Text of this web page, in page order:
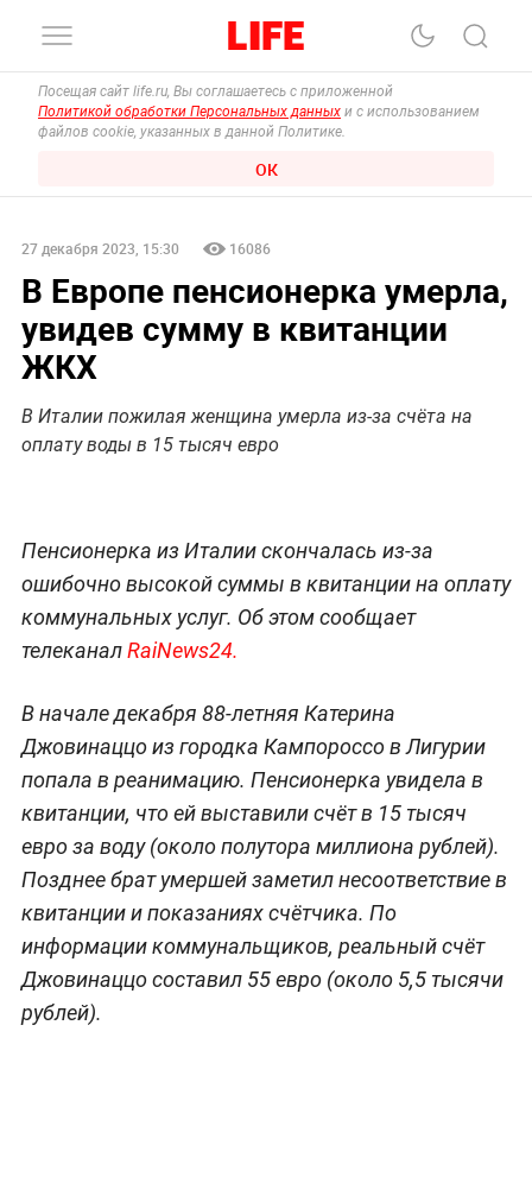
Посещая сайт life.ru, Вы соглашаетесь с приложенной
Политикой обработки Персональных данных и с использованием
файлов cookie, указанных в данной Политике.
ОК
27 декабря 2023, 15:30 16086
В Европе пенсионерка умерла,
увидев сумму в квитанции
ЖКХ
В Италии пожилая женщина умерла из-за счёта на
оплату воды в 15 тысяч евро
Пенсионерка из Италии скончалась из-за
ошибочно высокой суммы в квитанции на оплату
коммунальных услуг. Об этом сообщает
телеканалRaiNews24.
В начале декабря 88-летняя Катерина
Джовинаццо из городка Кампороссо в Лигурии
попала в реанимацию. Пенсионерка увидела в
квитанции, что ей выставили счёт в 15 тысяч
евро за воду (около полутора миллиона рублей).
Позднее брат умершей заметил несоответствие в
квитанции и показаниях счётчика. По
информации коммунальщиков, реальный счёт
Джовинаццо составил 55 евро (около 5,5 тысячи
рублей).